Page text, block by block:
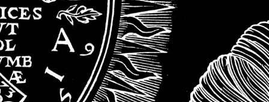
Jongerenrapport